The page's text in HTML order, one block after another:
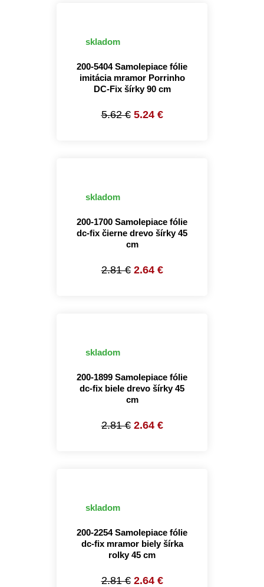
skladom
200-5404 Samolepiace fólie
imitácia mramor Porrinho
DC-Fix šírky 90 cm
5.62 € 5.24 €
skladom
200-1700 Samolepiace fólie
dc-fix čierne drevo šírky 45
cm
2.81 € 2.64 €
skladom
200-1899 Samolepiace fólie
dc-fix biele drevo šírky 45
cm
2.81 € 2.64 €
skladom
200-2254 Samolepiace fólie
dc-fix mramor biely šírka
rolky 45 cm
2.81 € 2.64 €